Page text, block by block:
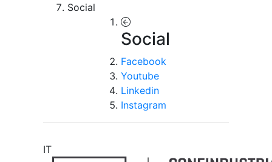
Social
Social
Facebook
Youtube
Linkedin
Instagram
IT